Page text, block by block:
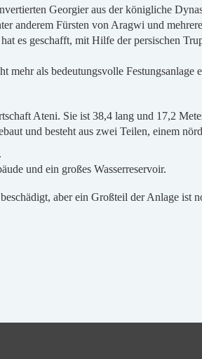
Georgier aus der königliche
anderem Fürsten von Aragwi und
es geschafft, mit Hilfe der persischen
als bedeutungsvolle Festungsanlage
Ateni. Sie ist 38,4 lang und 17,2
und besteht aus zwei Teilen, einem
und ein großes Wasserreservoir.
aber ein Großteil der Anlage ist